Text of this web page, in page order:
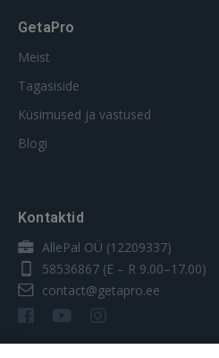
GetaPro
Meist
Tagasiside
Küsimused ja vastused
Blogi
Kontaktid
AllePal OÜ (12209337)
58536867 (E – R 9.00–17.00)
contact@getapro.ee